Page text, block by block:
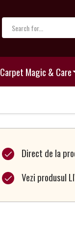
Carpet Magic & Care
Direct de la
Vezi produsul